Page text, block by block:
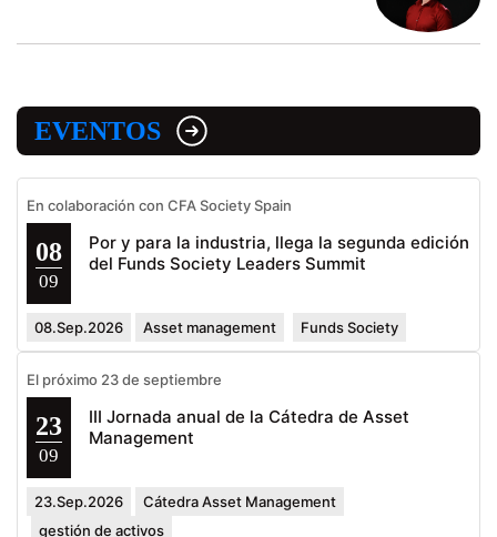
EVENTOS
En colaboración con CFA Society Spain
08
09
Por y para la industria, llega la segunda edición
del Funds Society Leaders Summit
08.Sep.2026 Asset management Funds Society
El próximo 23 de septiembre
23
09
III Jornada anual de la Cátedra de Asset
Management
23.Sep.2026
Cátedra Asset Management
gestión de activos